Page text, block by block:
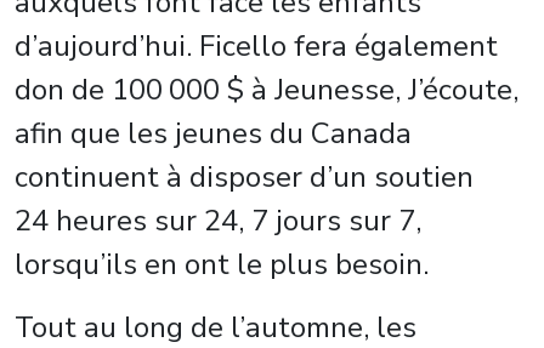
d’aujourd’hui. Ficello fera également
don de 100 000 $ à Jeunesse, J’écoute,
afin que les jeunes du Canada
continuent à disposer d’un soutien
24 heures sur 24, 7 jours sur 7,
lorsqu’ils en ont le plus besoin.
Tout au long de l’automne, les